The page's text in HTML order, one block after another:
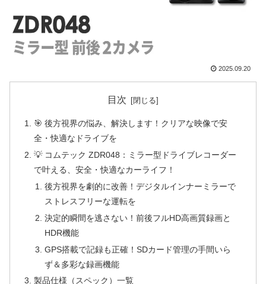
2025.09.20
目次
🎯 後方視界の悩み、解決します！クリアな映像で安
全・快適なドライブを
💡 コムテック ZDR048：ミラー型ドライブレコーダー
で叶える、安全・快適なカーライフ！
後方視界を劇的に改善！デジタルインナーミラーで
ストレスフリーな運転を
決定的瞬間を逃さない！前後フルHD高画質録画と
HDR機能
GPS搭載で記録も正確！SDカード管理の手間いら
ず＆多彩な録画機能
製品仕様（スペック）一覧